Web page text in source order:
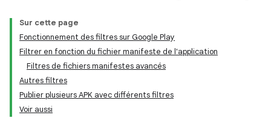
Sur cette page
Fonctionnement des filtres sur Google Play
Filtrer en fonction du fichier manifeste de l'application
Filtres de fichiers manifestes avancés
Autres filtres
Publier plusieurs APK avec différents filtres
Voir aussi